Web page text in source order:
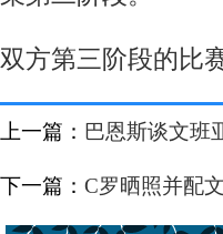
双方第三阶段的比
上一篇： 巴恩斯谈文班
下一篇： C罗晒照并配